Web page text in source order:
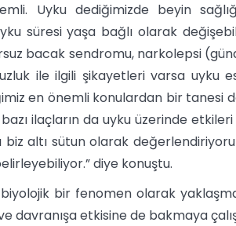
Uyku dediğimizde beyin
süresi yaşa bağlı olarak
bacak sendromu, narkolepsi
ile ilgili şikayetleri varsa uyku
en önemli konulardan bir tanesi
ilaçların da uyku üzerinde
biz altı sütun olarak
diye konuştu.
bir fenomen olarak
davranışa etkisine de bakmaya